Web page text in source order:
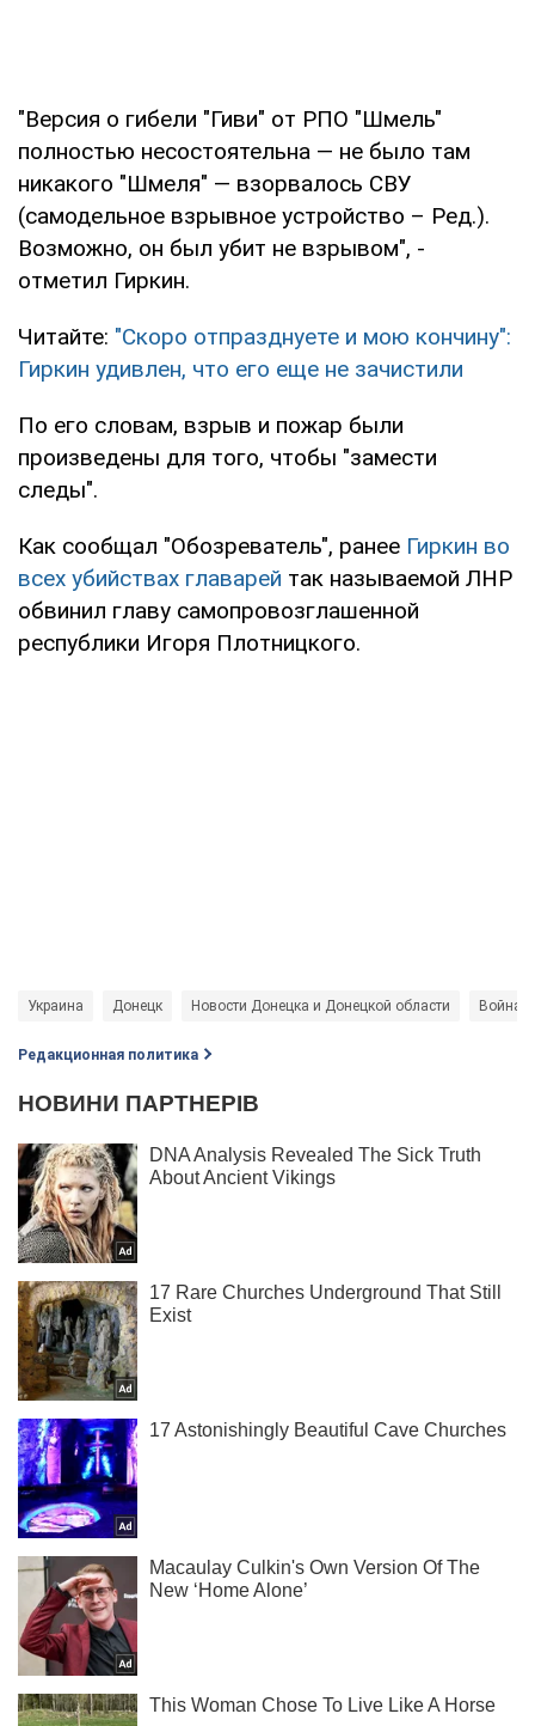
"Версия о гибели "Гиви" от РПО "Шмель"
полностью несостоятельна — не было там
никакого "Шмеля" — взорвалось СВУ
(самодельное взрывное устройство – Ред.).
Возможно, он был убит не взрывом", -
отметил Гиркин.
Читайте: "Скоро отпразднуете и мою кончину":
Гиркин удивлен, что его еще не зачистили
По его словам, взрыв и пожар были
произведены для того, чтобы "замести
следы".
Как сообщал "Обозреватель", ранее Гиркин во
всех убийствах главарей так называемой ЛНР
обвинил главу самопровозглашенной
республики Игоря Плотницкого.
Украина Донецк Новости Донецка и Донецкой области Война
Редакционная политика